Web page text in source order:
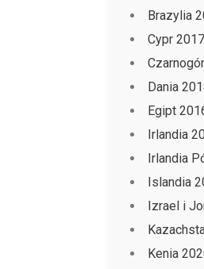
Brazylia
Cypr 2017
Dania
Egipt
Irlandia
Irlandia
Islandia
Izrael i
Kenia